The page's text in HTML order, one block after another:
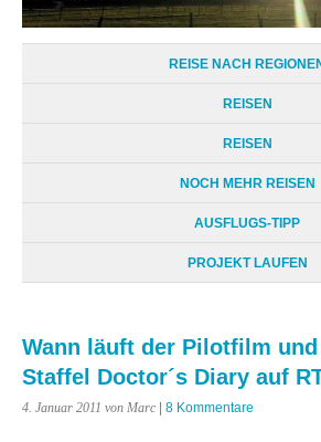
REISE NACH
REISEN
REISEN
NOCH MEHR REISEN
AUSFLUGS-TIPP
PROJEKT LAUFEN
Wann läuft der Pilotfilm
Staffel Doctor´s Diary auf
4. Januar 2011 von Marc | 8 Kommentare